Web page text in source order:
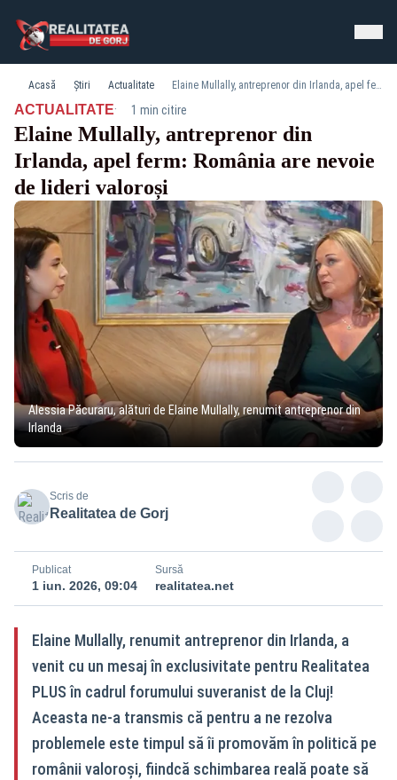
Acasă Știri Actualitate Elaine Mullally, antreprenor din Irlanda, apel ferm: România are nevoie de lideri valoroși
ACTUALITATE· 1 min citire
Elaine Mullally, antreprenor din
Irlanda, apel ferm: România are nevoie
de lideri valoroși
Alessia Păcuraru, alături de Elaine Mullally, renumit antreprenor din
Irlanda
Scris de
Realitatea de Gorj
Publicat
1 iun. 2026, 09:04
Sursă
realitatea.net
Elaine Mullally, renumit antreprenor din Irlanda, a
venit cu un mesaj în exclusivitate pentru Realitatea
PLUS în cadrul forumului suveranist de la Cluj!
Aceasta ne-a transmis că pentru a ne rezolva
problemele este timpul să îi promovăm în politică pe
românii valoroși, fiindcă schimbarea reală poate să